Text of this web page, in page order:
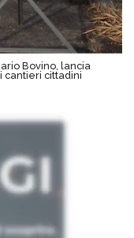
Bovino, lancia
cantieri cittadini